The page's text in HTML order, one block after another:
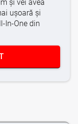
și vei avea
ușoară și
In-One din